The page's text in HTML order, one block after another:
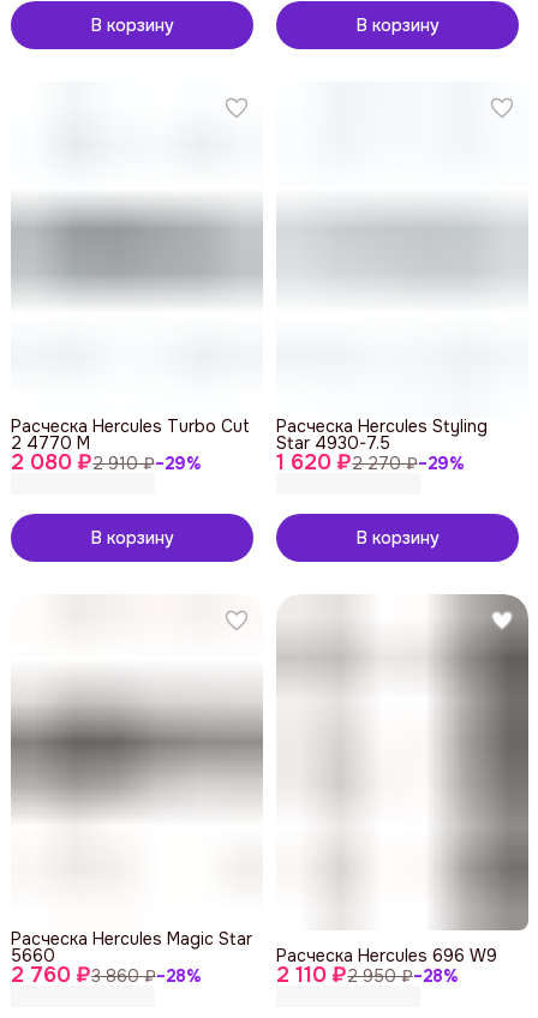
В корзину В корзину
2 080 ₽2 910 ₽−29%
Расческа Hercules Turbo Cut
2 4770 M
В корзину
1 620 ₽2 270 ₽−29%
Расческа Hercules Styling
Star 4930-7.5
В корзину
2 760 ₽3 860 ₽−28%
Расческа Hercules Magic Star
5660
2 110 ₽2 950 ₽−28%
Расческа Hercules 696 W9